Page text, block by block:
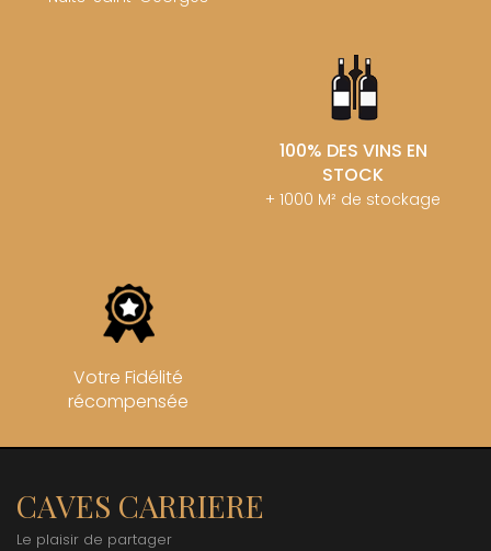
100% DES VINS EN
STOCK
+ 1000 M² de stockage
Votre Fidélité
récompensée
CAVES CARRIERE
Le plaisir de partager